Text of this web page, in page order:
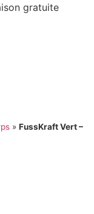
gratuite
» FussKraft Vert –